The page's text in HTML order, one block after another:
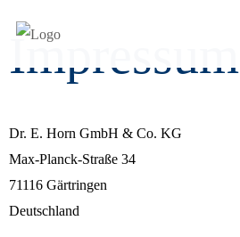
Impressum
Dr. E. Horn GmbH & Co. KG
Max-Planck-Straße 34
71116 Gärtringen
Deutschland